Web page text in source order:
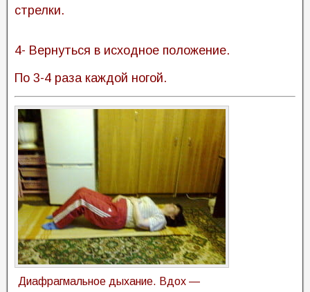
стрелки.
4- Вернуться в исходное положение.
По 3-4 раза каждой ногой.
Диафрагмальное дыхание. Вдох —